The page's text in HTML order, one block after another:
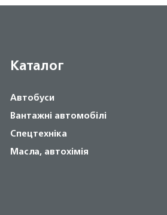
Каталог
Автобуси
Вантажні автомобілі
Спецтехніка
Масла, автохімія